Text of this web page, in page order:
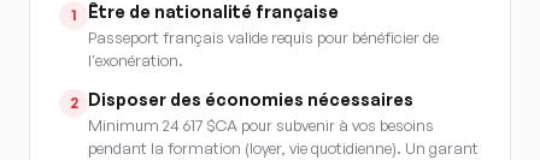
1 Être de nationalité française
Passeport français valide requis pour bénéficier de
l'exonération.
2 Disposer des économies nécessaires
Minimum 24 617 $CA pour subvenir à vos besoins
pendant la formation (loyer, vie quotidienne). Un garant